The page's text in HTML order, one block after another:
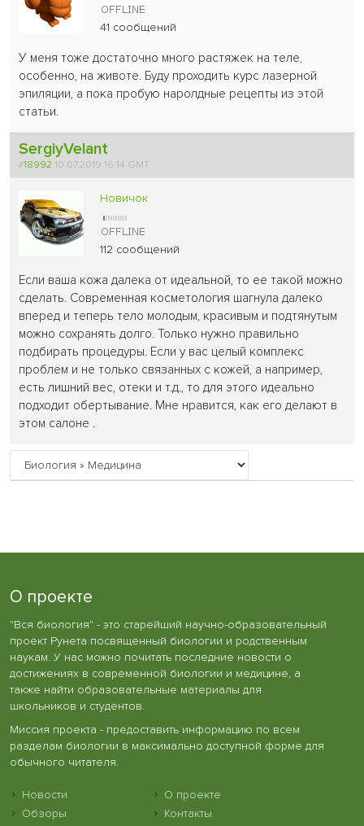
41 сообщений
У меня тоже достаточно много растяжек на теле,
особенно, на животе. Буду проходить курс лазерной
эпиляции, а пока пробую наролдные рецепты из этой
статьи.
SergiyVelant
#18992 10.07.2019 16:14 GMT
Новичок
112 сообщений
Если ваша кожа далека от идеальной, то ее такой можно
сделать. Современная косметология шагнула далеко
вперед и теперь тело молодым, красивым и подтянутым
можно сохранять долго. Только нужно правильно
подбирать процедуры. Если у вас целый комплекс
проблем и не только связанных с кожей, а например,
есть лишний вес, отеки и т.д., то для этого идеально
подходит обертывание. Мне нравится, как его делают в
этом салоне .
О проекте
"Вся биология" - это старейший научно-образовательный
проект Рунета посвященный биологии и родственным
наукам. У нас можно почитать последние новости о
достижениях в современной биологии и медицине, а
также найти образовательные материалы для
школьников и студентов.
Миссия проекта - предоставить информацию по всем
разделам биологии в максимально доступной форме для
обычного читателя.
Новости
Обзоры
О проекте
Контакты